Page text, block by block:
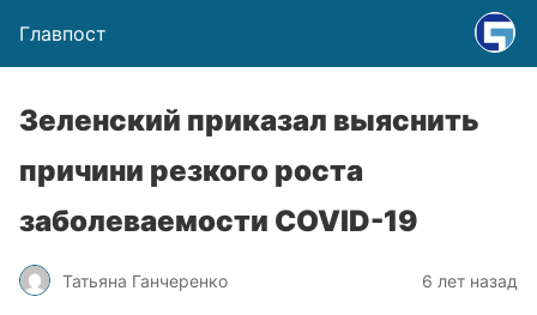
Главпост
Зеленский приказал выяснить
причини резкого роста
заболеваемости COVID-19
Татьяна Ганчеренко 6 лет назад